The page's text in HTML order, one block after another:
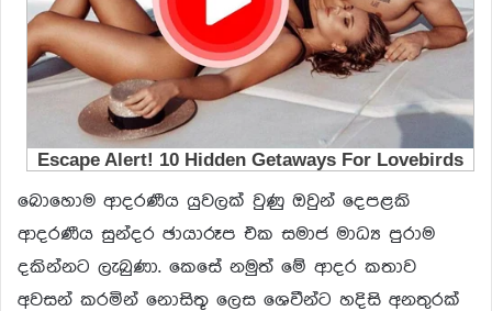
බොහොම ආදරණීය යුවලක් වුණු ඔවුන් දෙපළකි
ආදරණීය සුන්දර ඡායාරූප එක සමාජ මාධ්‍ය පුරාම
දකින්නට ලැබුණා. කෙසේ නමුත් මේ ආදර කතාව
අවසන් කරමින් නොසිතූ ලෙස ශෙවීන්ට හදිසි අනතුරක්